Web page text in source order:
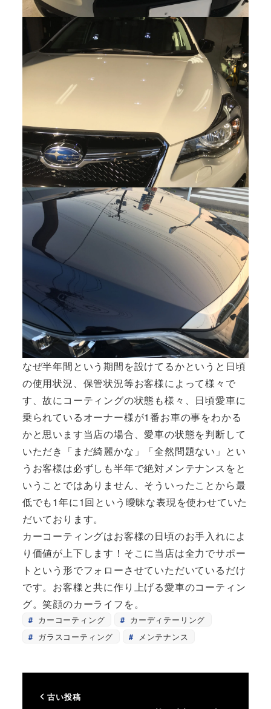
なぜ半年間という期間を設けてるかというと日頃
の使用状況、保管状況等お客様によって様々で
す、故にコーティングの状態も様々、日頃愛車に
乗られているオーナー様が1番お車の事をわかる
かと思います当店の場合、愛車の状態を判断して
いただき「まだ綺麗かな」「全然問題ない」とい
うお客様は必ずしも半年で絶対メンテナンスをと
いうことではありません、そういったことから最
低でも1年に1回という曖昧な表現を使わせていた
だいております。
カーコーティングはお客様の日頃のお手入れによ
り価値が上下します！そこに当店は全力でサポー
トという形でフォローさせていただいているだけ
です。お客様と共に作り上げる愛車のコーティン
グ。笑顔のカーライフを。
カーコーティング
カーディテーリング
ガラスコーティング
メンテナンス
古い投稿